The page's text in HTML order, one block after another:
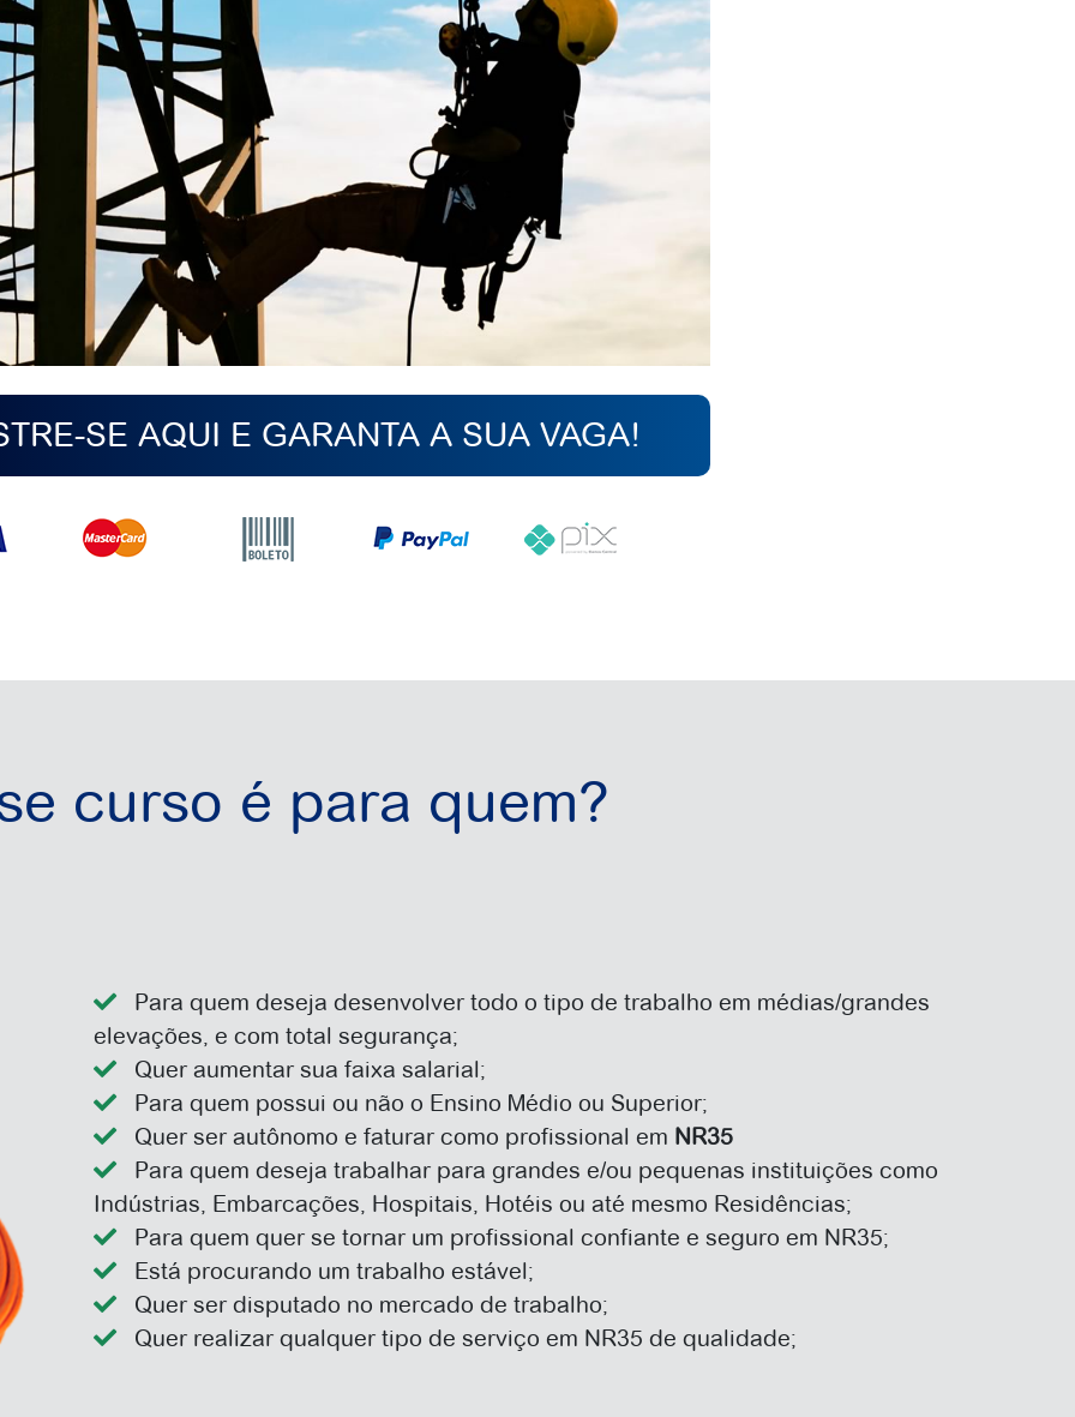
SE AQUI E GARANTA A SUA VAGA!
curso é para quem?
Para quem deseja desenvolver todo o tipo de trabalho em médias/grandes
elevações, e com total segurança;
Quer aumentar sua faixa salarial;
Para quem possui ou não o Ensino Médio ou Superior;
Quer ser autônomo e faturar como profissional em NR35
Para quem deseja trabalhar para grandes e/ou pequenas instituições como
Indústrias, Embarcações, Hospitais, Hotéis ou até mesmo Residências;
Para quem quer se tornar um profissional confiante e seguro em NR35;
Está procurando um trabalho estável;
Quer ser disputado no mercado de trabalho;
Quer realizar qualquer tipo de serviço em NR35 de qualidade;